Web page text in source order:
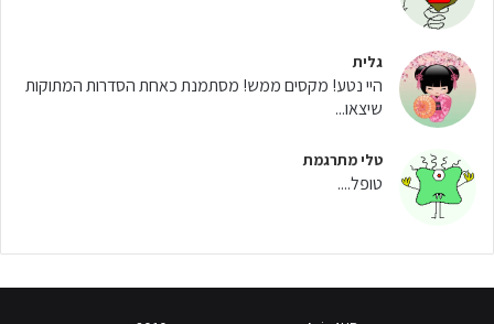
גלית
היי נטע! מקסים ממש! מסתמנת כאחת הסדרות המתוקות
שיצאו...
טלי מתרגמת
טופל....